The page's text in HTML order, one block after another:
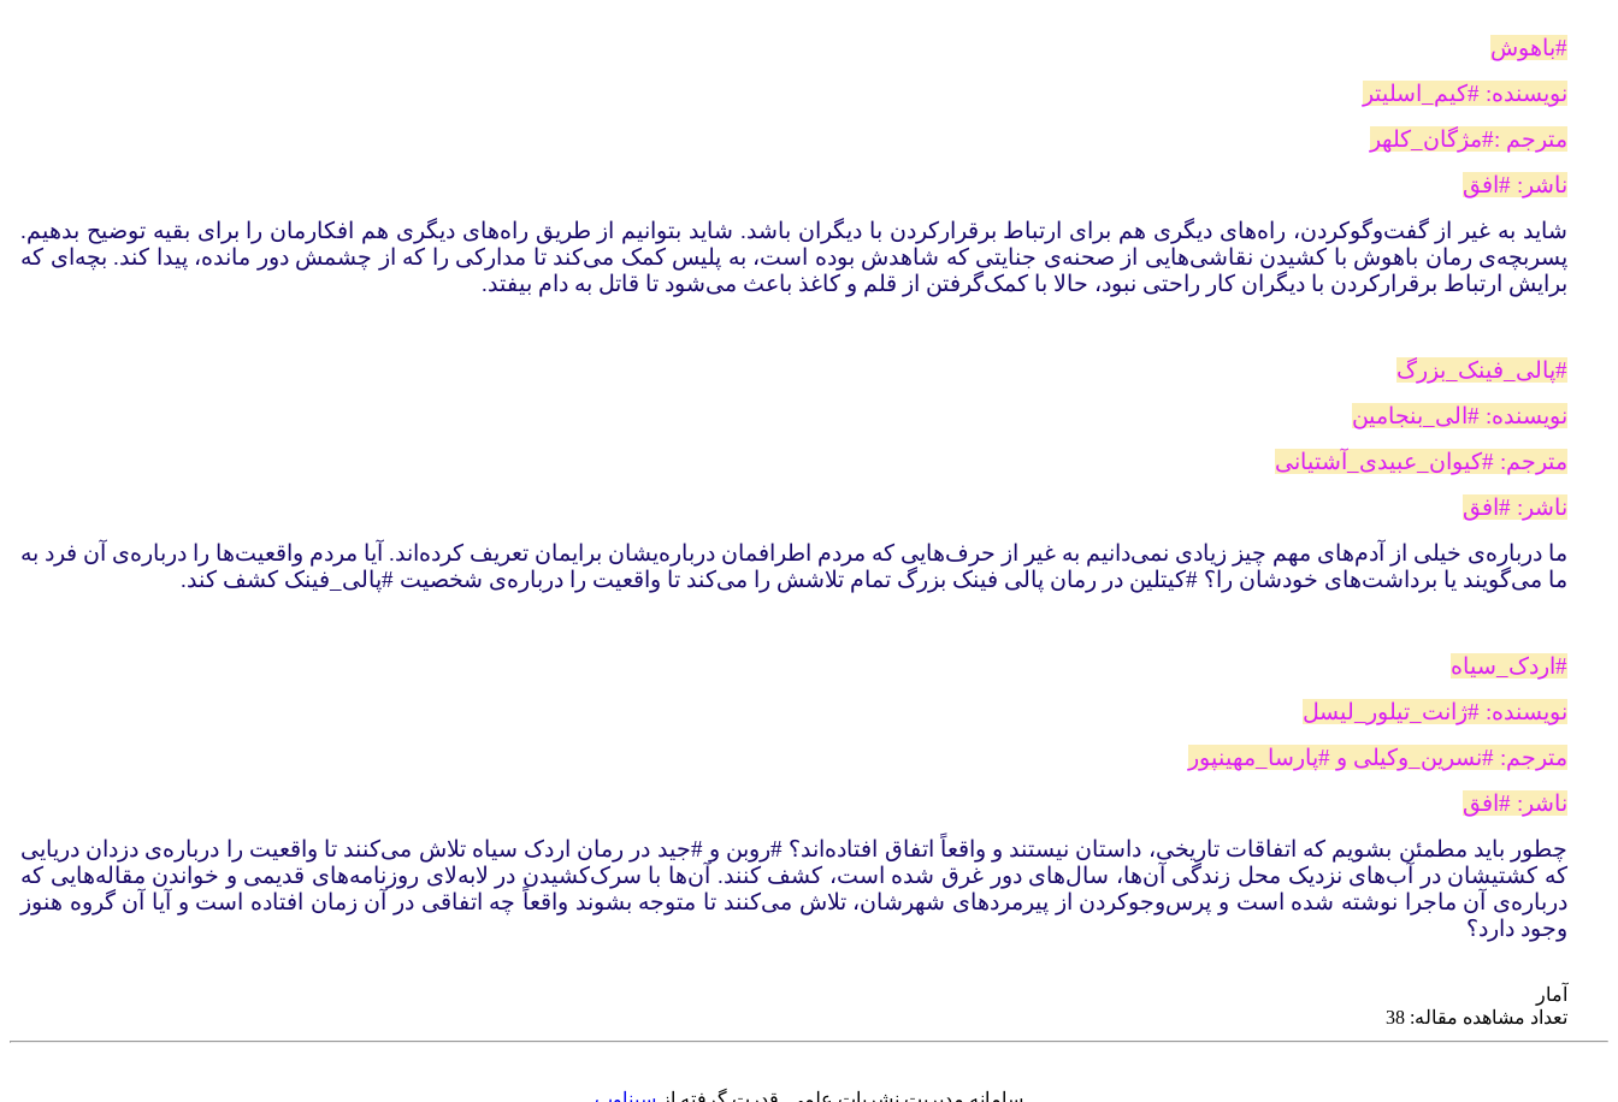
#‌باهوش
نویسنده: #‌کیم‌_‌اسلیتر
مترجم :#‌مژگان‌_‌کلهر
ناشر: #‌افق
شاید به غیر از گفت‌وگوکردن، راه‌های دیگری هم برای ارتباط برقرارکردن با دیگران باشد. شاید بتوانیم از طریق راه‌های دیگری هم افکارمان را برای بقیه توضیح بدهیم.
پسربچه‌ی رمان باهوش با کشیدن نقاشی‌هایی از صحنه‌ی جنایتی که شاهدش بوده است، به پلیس کمک می‌کند تا مدارکی را که از چشمش دور مانده، پیدا کند. بچه‌ای که
برایش ارتباط برقرارکردن با دیگران کار راحتی نبود، حالا با کمک‌گرفتن از قلم و کاغذ باعث می‌شود تا قاتل به دام بیفتد.
#‌پالی‌_‌فینک‌_‌بزرگ
نویسنده: #‌الی‌_‌بنجامین
مترجم: #‌کیوان‌_‌عبیدی‌_‌آشتیانی
ناشر: #‌افق
ما درباره‌ی خیلی از آدم‌های مهم چیز زیادی نمی‌دانیم به غیر از حرف‌هایی که مردم اطرافمان درباره‌یشان برایمان تعریف کرده‌اند. آیا مردم واقعیت‌ها را درباره‌ی آن فرد به
ما می‌گویند یا برداشت‌های خودشان را؟ #‌کیتلین در رمان پالی فینک بزرگ تمام تلاشش را می‌کند تا واقعیت را درباره‌ی شخصیت #‌پالی‌_‌فینک کشف کند.
#‌اردک‌_‌سیاه
نویسنده: #‌ژانت‌_‌تیلور‌_‌لیسل
مترجم: #‌نسرین‌_‌وکیلی و #‌پارسا‌_‌مهین‎پور
ناشر: #‌افق
چطور باید مطمئن بشویم که اتفاقات تاریخی، داستان نیستند و واقعاً اتفاق افتاده‌اند؟ #‌روبن و #‌جید در رمان اردک سیاه تلاش می‌کنند تا واقعیت را درباره‌ی دزدان دریایی
که کشتیشان در آب‌های نزدیک محل زندگی آن‌ها، سال‌های دور غرق شده است، کشف کنند. آن‌ها با سرک‌کشیدن در لابه‌لای روزنامه‌های قدیمی و خواندن مقاله‌هایی که
درباره‌ی آن ماجرا نوشته شده است و پرس‌وجوکردن از پیرمردهای شهرشان، تلاش می‌کنند تا متوجه بشوند واقعاً چه اتفاقی در آن زمان افتاده است و آیا آن گروه هنوز
وجود دارد؟
آمار
تعداد مشاهده مقاله: 38